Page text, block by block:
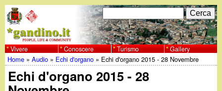
al
contenuto
principale
w
w
F
o
r
m
C
e
r
c
a
Vivere Conoscere Turismo Gallery
Tu
Home »Audio » Echi d'organo » Echi d'organo 2015 - 28 Novembre
Echi d'organo 2015 - 28